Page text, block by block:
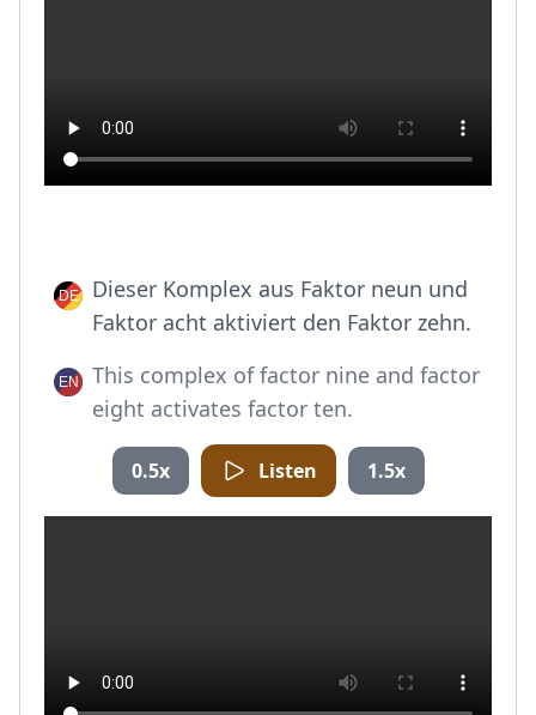
Dieser Komplex aus Faktor neun und
Faktor acht aktiviert den Faktor zehn.
This complex of factor nine and factor
eight activates factor ten.
0.5x Listen 1.5x